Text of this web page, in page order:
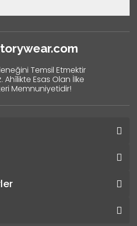
Temsil Etmektir
Ahîlikte Esas Olan İlke
Memnuniyetidir!